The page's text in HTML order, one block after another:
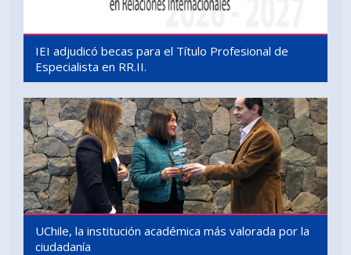
IEI adjudicó becas para el Título Profesional de
Especialista en RR.II.
UChile, la institución académica más valorada por la
ciudadanía